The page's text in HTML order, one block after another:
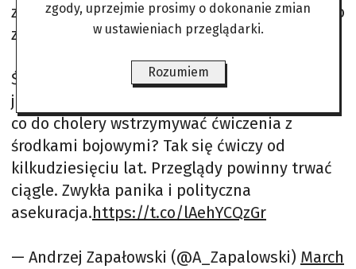
zespołu ratowniczego z lekarzem, stwierdzono
zgon dwóch osób.
Śmierć polskich żołnierzy podczas ćwiczeń
jest tragedią dla państwa i narodu. Jednak po
co do cholery wstrzymywać ćwiczenia z
środkami bojowymi? Tak się ćwiczy od
kilkudziesięciu lat. Przeglądy powinny trwać
ciągle. Zwykła panika i polityczna
asekuracja.https://t.co/lAehYCQzGr
— Andrzej Zapałowski (@A_Zapalowski) March
zgody, uprzejmie prosimy o dokonanie zmian
w ustawieniach przeglądarki.
Rozumiem